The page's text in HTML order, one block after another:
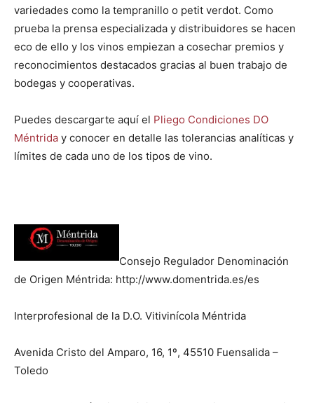
variedades como la tempranillo o petit verdot. Como
prueba la prensa especializada y distribuidores se hacen
eco de ello y los vinos empiezan a cosechar premios y
reconocimientos destacados gracias al buen trabajo de
bodegas y cooperativas.
Puedes descargarte aquí el Pliego Condiciones DO
Méntrida y conocer en detalle las tolerancias analíticas y
límites de cada uno de los tipos de vino.
Consejo Regulador Denominación
de Origen Méntrida: http://www.domentrida.es/es
Interprofesional de la D.O. Vitivinícola Méntrida
Avenida Cristo del Amparo, 16, 1º, 45510 Fuensalida –
Toledo